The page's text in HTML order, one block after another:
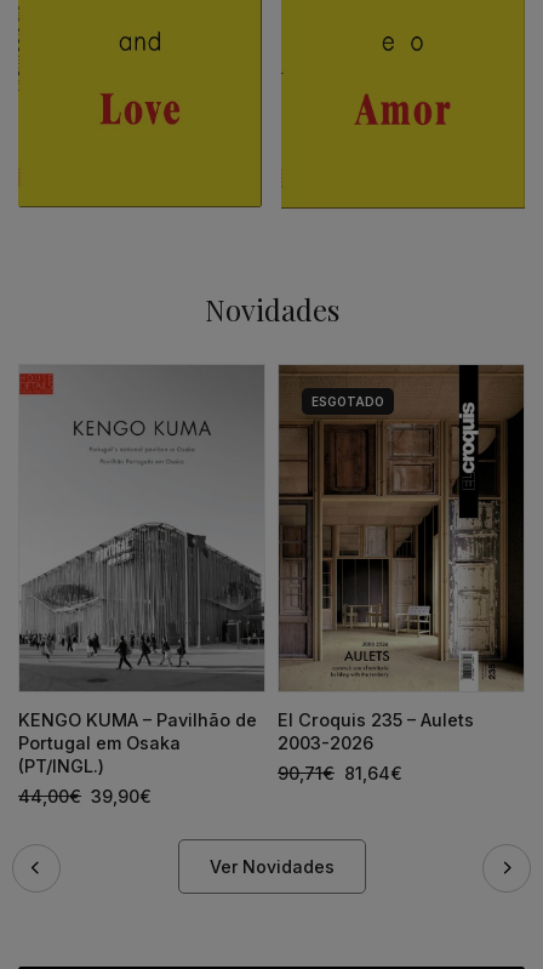
Novidades
KENGO KUMA – Pavilhão de
Portugal em Osaka
(PT/INGL.)
44,00€ 39,90€
ESGOTADO
El Croquis 235 – Aulets
2003-2026
90,71€ 81,64€
Ver Novidades